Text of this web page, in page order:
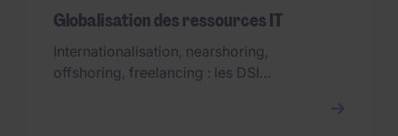
Globalisation des ressources IT
Internationalisation, nearshoring,
offshoring, freelancing : les DSI